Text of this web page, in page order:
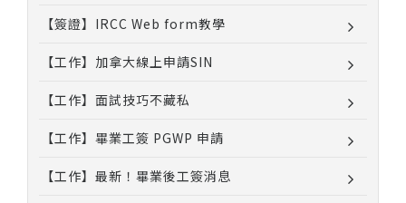
【簽證】IRCC Web form教學
【工作】加拿大線上申請SIN
【工作】面試技巧不藏私
【工作】畢業工簽 PGWP 申請
【工作】最新！畢業後工簽消息